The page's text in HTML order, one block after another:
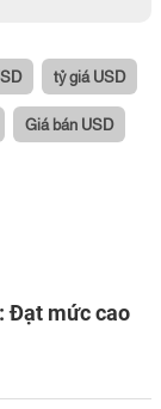
tỷ giá USD
Giá bán USD
Đạt mức cao